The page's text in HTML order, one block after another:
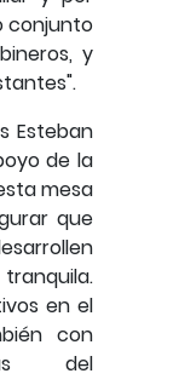
conjunto
y
Esteban
de la
mesa
que
en el
con
del